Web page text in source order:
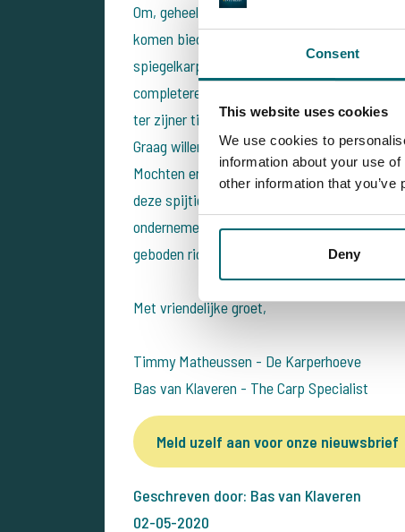
Consent
This website uses cookies
We use cookies to
information about your use
other information that
Deny
Om, geheel op eigen initiatief en zonder
komen bieden we graag voor komende
spiegelkarpers van onze vaste viskweker
completeren. We tonen ons hiermee
ter zijner tijd graag van het bestuur van
Graag willen we nogmaals benadrukken dat
Mochten er (negatieve) uitlatingen gedaan
deze spijtige gebeurtenis, dan behouden we
ondernemen. We vertrouwen erop hier een
geboden richting de leden van HSV de Lou.
Met vriendelijke groet,
Timmy Matheussen - De Karperhoeve
Bas van Klaveren - The Carp Specialist
Meld uzelf aan voor onze nieuwsbrief
Geschreven door: Bas van Klaveren
02-05-2020